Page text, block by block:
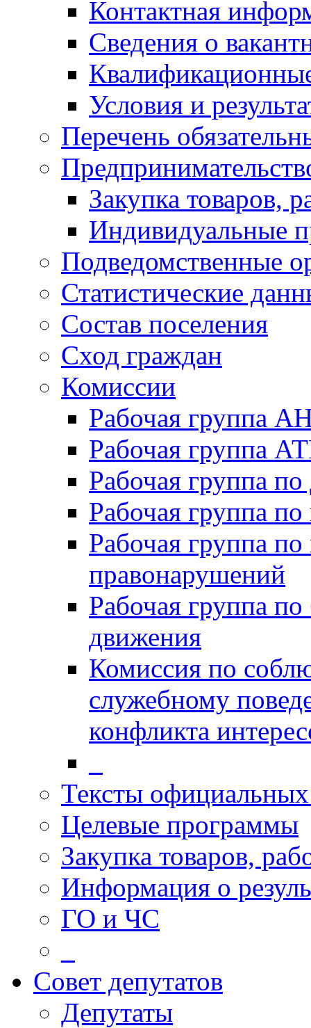
Контактная
Сведения о
Условия и
Перечень
Закупка товаров,
Индивидуальные
Подведомственные
Статистические
Состав поселения
Сход граждан
Комиссии
Рабочая группа
Рабочая группа
Рабочая группа
Рабочая группа
Рабочая группа
правонарушений
Рабочая группа
движения
Комиссия по
служебному
конфликта
Тексты
Целевые программы
Закупка товаров,
Информация о
ГО и ЧС
Совет депутатов
Депутаты